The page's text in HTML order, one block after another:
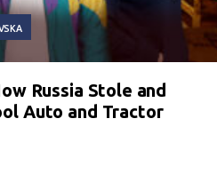
Russia Stole and
Auto and Tractor